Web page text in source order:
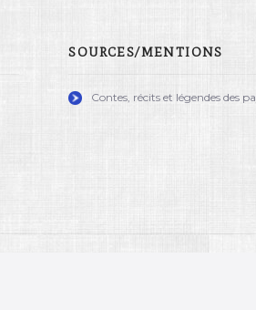
SOURCES/MENTIONS
Contes, récits et légendes des